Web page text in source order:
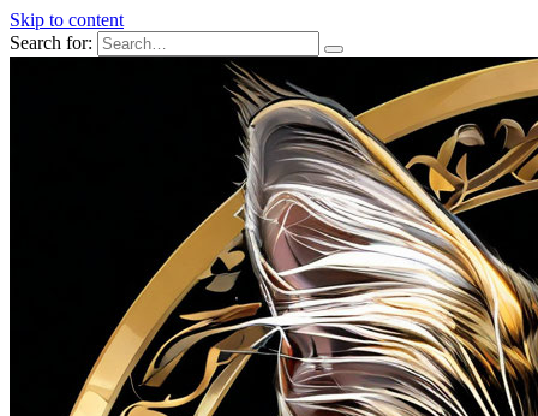
Skip to content
Search for: